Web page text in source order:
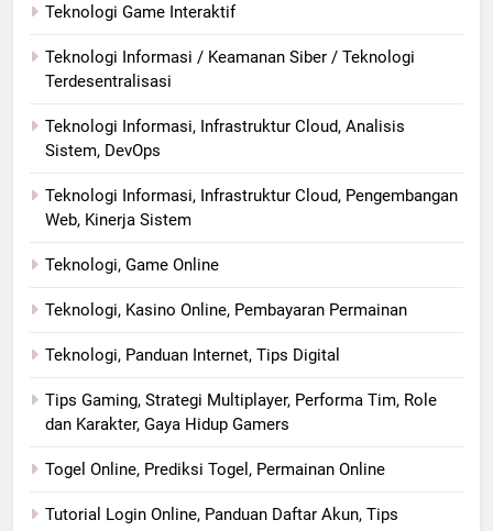
Teknologi Game Interaktif
Teknologi Informasi / Keamanan Siber / Teknologi
Terdesentralisasi
Teknologi Informasi, Infrastruktur Cloud, Analisis
Sistem, DevOps
Teknologi Informasi, Infrastruktur Cloud, Pengembangan
Web, Kinerja Sistem
Teknologi, Game Online
Teknologi, Kasino Online, Pembayaran Permainan
Teknologi, Panduan Internet, Tips Digital
Tips Gaming, Strategi Multiplayer, Performa Tim, Role
dan Karakter, Gaya Hidup Gamers
Togel Online, Prediksi Togel, Permainan Online
Tutorial Login Online, Panduan Daftar Akun, Tips